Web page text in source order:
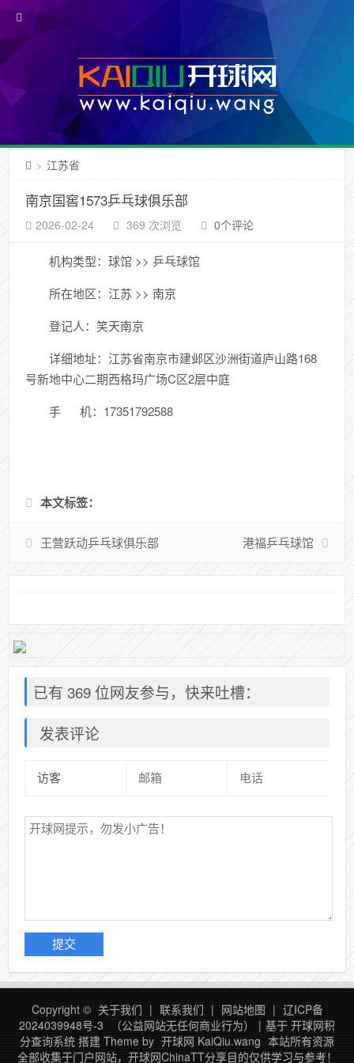
> 江苏省
南京国窖1573乒乓球俱乐部
2026-02-24 369 次浏览 0个评论
机构类型：球馆 >> 乒乓球馆
所在地区：江苏 >> 南京
登记人：笑天南京
详细地址：江苏省南京市建邺区沙洲街道庐山路168
号新地中心二期西格玛广场C区2层中庭
手 机：17351792588
本文标签：
王营跃动乒乓球俱乐部 港福乒乓球馆
已有 369 位网友参与，快来吐槽：
发表评论
Copyright © 关于我们 | 联系我们 | 网站地图 | 辽ICP备
2024039948号-3
（公益网站无任何商业行为） | 基于 开球网积
分查询系统 搭建 Theme by 开球网 KaiQiu.wang 本站所有资源
全部收集于门户网站，开球网ChinaTT分享目的仅供学习与参考！